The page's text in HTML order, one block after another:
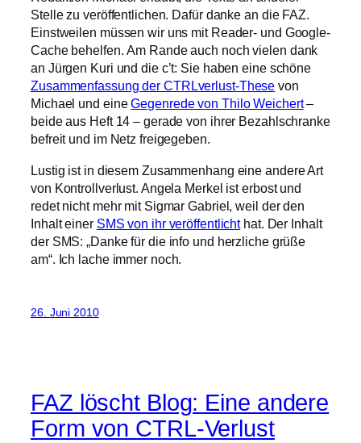
Stelle zu veröffentlichen. Dafür danke an die FAZ.
Einstweilen müssen wir uns mit Reader- und Google-
Cache behelfen. Am Rande auch noch vielen dank
an Jürgen Kuri und die c’t: Sie haben eine schöne
Zusammenfassung der CTRLverlust-These von
Michael und eineGegenrede von Thilo Weichert–
beide aus Heft 14 – gerade von ihrer Bezahlschranke
befreit und im Netz freigegeben.
Lustig ist in diesem Zusammenhang eine andere Art
von Kontrollverlust. Angela Merkel ist erbost und
redet nicht mehr mit Sigmar Gabriel, weil der den
Inhalt einer SMS von ihr veröffentlichthat. Der Inhalt
der SMS: „Danke für die info und herzliche grüße
am“. Ich lache immer noch.
26. Juni 2010
FAZ löscht Blog: Eine andere
Form von CTRL-Verlust